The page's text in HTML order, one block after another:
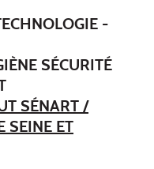
-
SÉCURITÉ
SÉNART /
SEINE ET